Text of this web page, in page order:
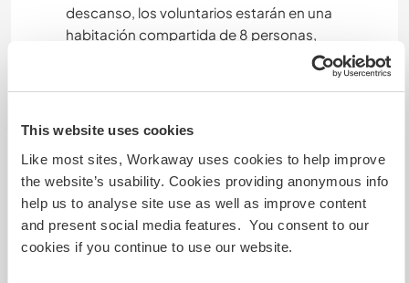
This website uses cookies
Like most sites, Workaway uses cookies to help improve
the website’s usability. Cookies providing anonymous info
help us to analyse site use as well as improve content
and present social media features. You consent to our
cookies if you continue to use our website.
descanso, los voluntarios estarán en una
habitación compartida de 8 personas,
contamos con una cocina totalmente equipada,
áreas para practicar deporte, el voluntario tiene
Was noch ...
Hi, my name is Oscar manager the hostel, at our
hostel, you won’t just stay—you’ll live a unique
and authentic cultural experience. We invite you